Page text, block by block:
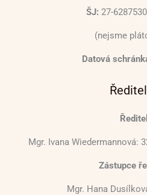
ŠJ: 27-
(nejsme
Datová
Mgr. Ivana Wiedermannová:
Zástupce
Mgr. Hana